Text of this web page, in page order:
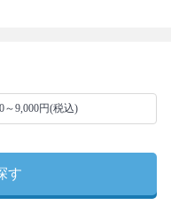
～9,000円(税込)
す